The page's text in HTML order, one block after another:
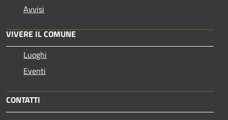
Avvisi
VIVERE IL COMUNE
Luoghi
Eventi
CONTATTI